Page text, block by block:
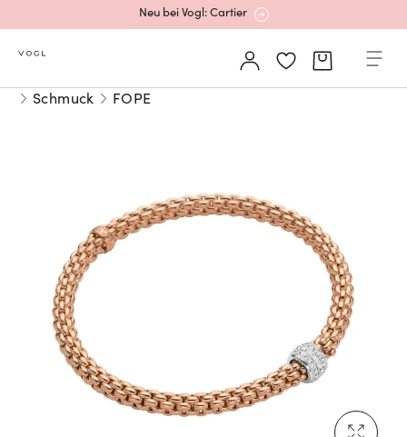
Neu bei Vogl: Cartier
Mehr erfahren: Ikonische Uhren von Cartier
Neu bei Vogl: Uhren von Grand Seiko
Schmuck FOPE